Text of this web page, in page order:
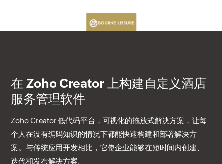
在 Zoho Creator 上构建自定义酒店
服务管理软件
Zoho Creator 低代码平台，可视化的拖放式解决方案，让每
个人在没有编码知识的情况下都能快速构建和部署解决方
案。与传统应用开发相比，它使企业能够在短时间内创建、
迭代和发布解决方案。